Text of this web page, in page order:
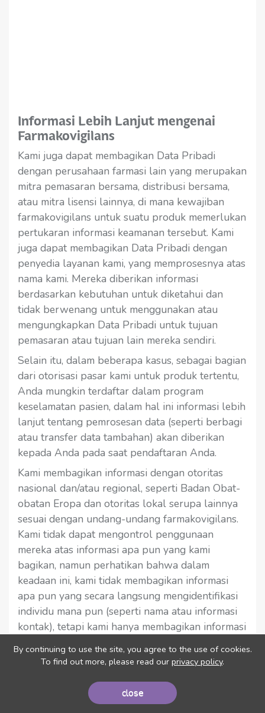
Informasi Lebih Lanjut mengenai
Farmakovigilans
Kami juga dapat membagikan Data Pribadi
dengan perusahaan farmasi lain yang merupakan
mitra pemasaran bersama, distribusi bersama,
atau mitra lisensi lainnya, di mana kewajiban
farmakovigilans untuk suatu produk memerlukan
pertukaran informasi keamanan tersebut. Kami
juga dapat membagikan Data Pribadi dengan
penyedia layanan kami, yang memprosesnya atas
nama kami. Mereka diberikan informasi
berdasarkan kebutuhan untuk diketahui dan
tidak berwenang untuk menggunakan atau
mengungkapkan Data Pribadi untuk tujuan
pemasaran atau tujuan lain mereka sendiri.
Selain itu, dalam beberapa kasus, sebagai bagian
dari otorisasi pasar kami untuk produk tertentu,
Anda mungkin terdaftar dalam program
keselamatan pasien, dalam hal ini informasi lebih
lanjut tentang pemrosesan data (seperti berbagi
atau transfer data tambahan) akan diberikan
kepada Anda pada saat pendaftaran Anda.
Kami membagikan informasi dengan otoritas
nasional dan/atau regional, seperti Badan Obat-
obatan Eropa dan otoritas lokal serupa lainnya
sesuai dengan undang-undang farmakovigilans.
Kami tidak dapat mengontrol penggunaan
mereka atas informasi apa pun yang kami
bagikan, namun perhatikan bahwa dalam
keadaan ini, kami tidak membagikan informasi
apa pun yang secara langsung mengidentifikasi
individu mana pun (seperti nama atau informasi
kontak), tetapi kami hanya membagikan informasi
informasi tentang efek samping (seperti studi
menghapus pengidentifikasi dari publikasi apa
pun sehingga tidak ada individu yang dapat
By continuing to use the site, you agree to the use of cookies.
To find out more, please read our privacy policy.
close